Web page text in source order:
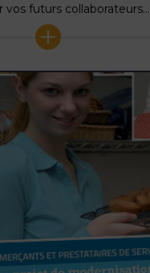
vos futurs collaborateurs…
+